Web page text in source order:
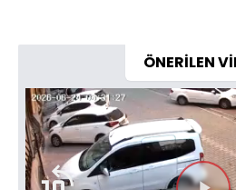
ÖNERİLEN